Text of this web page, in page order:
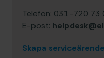
Telefon: 031-720 73
E-post:
Skapa